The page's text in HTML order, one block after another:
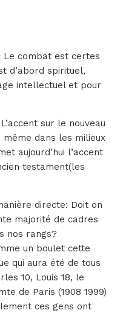
Le combat est certes
d’abord spirituel,
intellectuel et pour
sur le nouveau
dans les milieux
aujourd’hui l’accent
testament(les
directe: Doit on
majorité de cadres
nos rangs?
un boulet cette
qui aura été de tous
10, Louis 18, le
de Paris (1908 1999)
ces gens ont